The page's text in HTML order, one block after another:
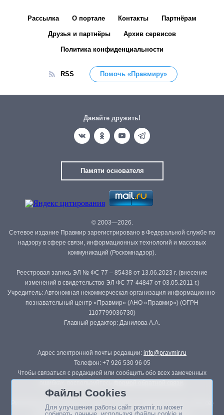
Рассылка О портале Контакты Партнёрам
Друзья и партнёры Архив сервисов
Политика конфиденциальности
RSS Помочь «Правмиру»
Давайте дружить!
Памяти основателя
© 2003—2026.
Сетевое издание Правмир зарегистрировано в Федеральной службе по
надзору в сфере связи, информационных технологий и массовых
коммуникаций (Роскомнадзор).
Реестровая запись ЭЛ № ФС 77 – 85438 от 13.06.2023 г. (внесение
изменений в свидетельство ЭЛ ФС 77-44847 от 03.05.2011 г.)
Учредитель: Автономная некоммерческая организация информационно-
познавательный центр «Правмир» (АНО «Правмир») (ОГРН
1107799036730)
Главный редактор: Данилова А.А.
Адрес электронной почты редакции: info@pravmir.ru
Телефон: +7 926 530 96 05
Чтобы связаться с редакцией или сообщить обо всех замеченных
Републикация материалов сайта в печатных изданиях (книгах, прессе)
возможна только с письменного разрешения редакции.
Файлы Cookies
Для улучшения работы сайт pravmir.ru может